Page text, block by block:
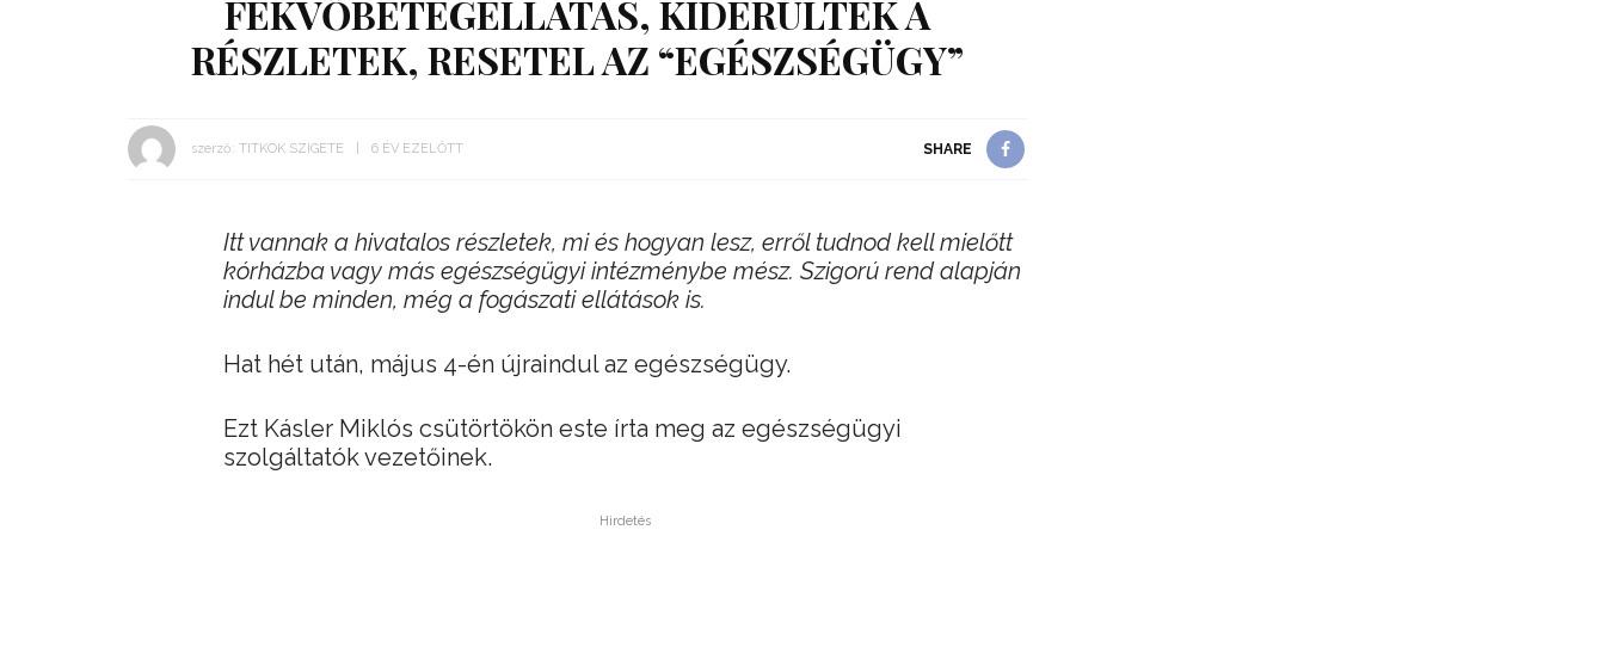
FEKVŐBETEGELLÁTÁS, KIDERÜLTEK A
RÉSZLETEK, RESETEL AZ “EGÉSZSÉGÜGY”
szerző: TITKOK SZIGETE 6 ÉV EZELŐTT SHARE
Itt vannak a hivatalos részletek, mi és hogyan lesz, erről tudnod kell mielőtt
kórházba vagy más egészségügyi intézménybe mész. Szigorú rend alapján
indul be minden, még a fogászati ellátások is.
Hat hét után, május 4-én újraindul az egészségügy.
Ezt Kásler Miklós csütörtökön este írta meg az egészségügyi
szolgáltatók vezetőinek.
Hirdetés